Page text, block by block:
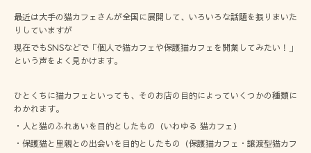
最近は大手の猫カフェさんが全国に展開して、いろいろな話題を振りまいた
りしていますが
現在でもSNSなどで「個人で猫カフェや保護猫カフェを開業してみたい！」
という声をよく見かけます。
ひとくちに猫カフェといっても、そのお店の目的によっていくつかの種類に
わかれます。
・人と猫のふれあいを目的としたもの（いわゆる 猫カフェ）
・保護猫と里親との出会いを目的としたもの（保護猫カフェ・譲渡型猫カフ